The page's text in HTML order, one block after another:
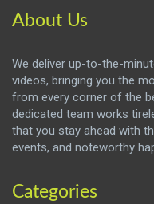
About Us
We deliver up-to-the-
videos, bringing you the
from every corner of the
dedicated team works
that you stay ahead with
events, and noteworthy
Categories